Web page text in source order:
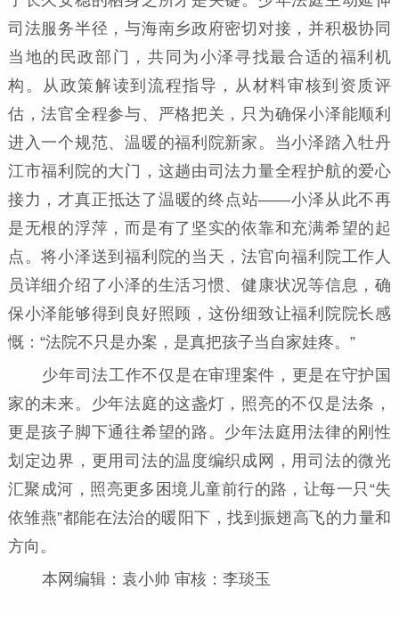
司法服务半径，与海南乡政府密切对接，并积极协同
当地的民政部门，共同为小泽寻找最合适的福利机
构。从政策解读到流程指导，从材料审核到资质评
估，法官全程参与、严格把关，只为确保小泽能顺利
进入一个规范、温暖的福利院新家。当小泽踏入牡丹
江市福利院的大门，这趟由司法力量全程护航的爱心
接力，才真正抵达了温暖的终点站——小泽从此不再
是无根的浮萍，而是有了坚实的依靠和充满希望的起
点。将小泽送到福利院的当天，法官向福利院工作人
员详细介绍了小泽的生活习惯、健康状况等信息，确
保小泽能够得到良好照顾，这份细致让福利院院长感
慨：“法院不只是办案，是真把孩子当自家娃疼。”
少年司法工作不仅是在审理案件，更是在守护国
家的未来。少年法庭的这盏灯，照亮的不仅是法条，
更是孩子脚下通往希望的路。少年法庭用法律的刚性
划定边界，更用司法的温度编织成网，用司法的微光
汇聚成河，照亮更多困境儿童前行的路，让每一只“失
依雏燕”都能在法治的暖阳下，找到振翅高飞的力量和
方向。
本网编辑：袁小帅 审核：李琰玉